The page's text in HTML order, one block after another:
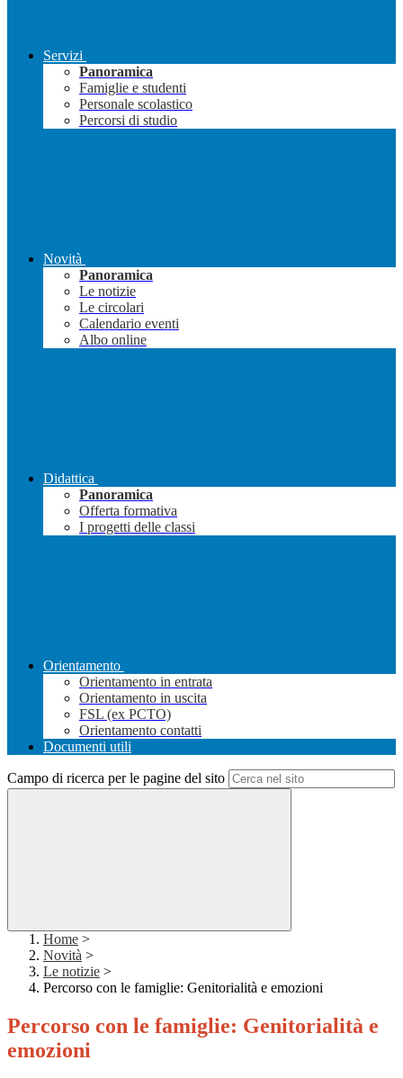
Servizi
Panoramica
Famiglie e studenti
Personale scolastico
Percorsi di studio
Novità
Panoramica
Le notizie
Le circolari
Calendario eventi
Albo online
Didattica
Panoramica
Offerta formativa
I progetti delle classi
Orientamento
Orientamento in entrata
Orientamento in uscita
FSL (ex PCTO)
Orientamento contatti
Documenti utili
Campo di ricerca per le pagine del sito
Home >
Novità >
Le notizie >
Percorso con le famiglie: Genitorialità e emozioni
Percorso con le famiglie: Genitorialità e
emozioni